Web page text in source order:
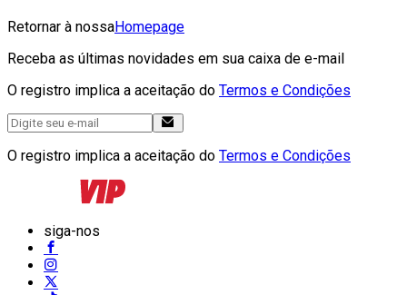
Retornar à nossaHomepage
Receba as últimas novidades em sua caixa de e-mail
O registro implica a aceitação do Termos e Condições
O registro implica a aceitação do Termos e Condições
siga-nos